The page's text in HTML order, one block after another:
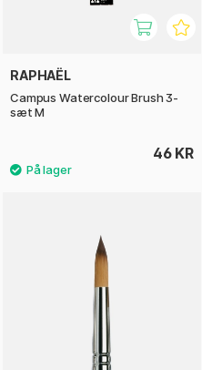
RAPHAËL
Campus Watercolour Brush 3-
sæt M
46 KR